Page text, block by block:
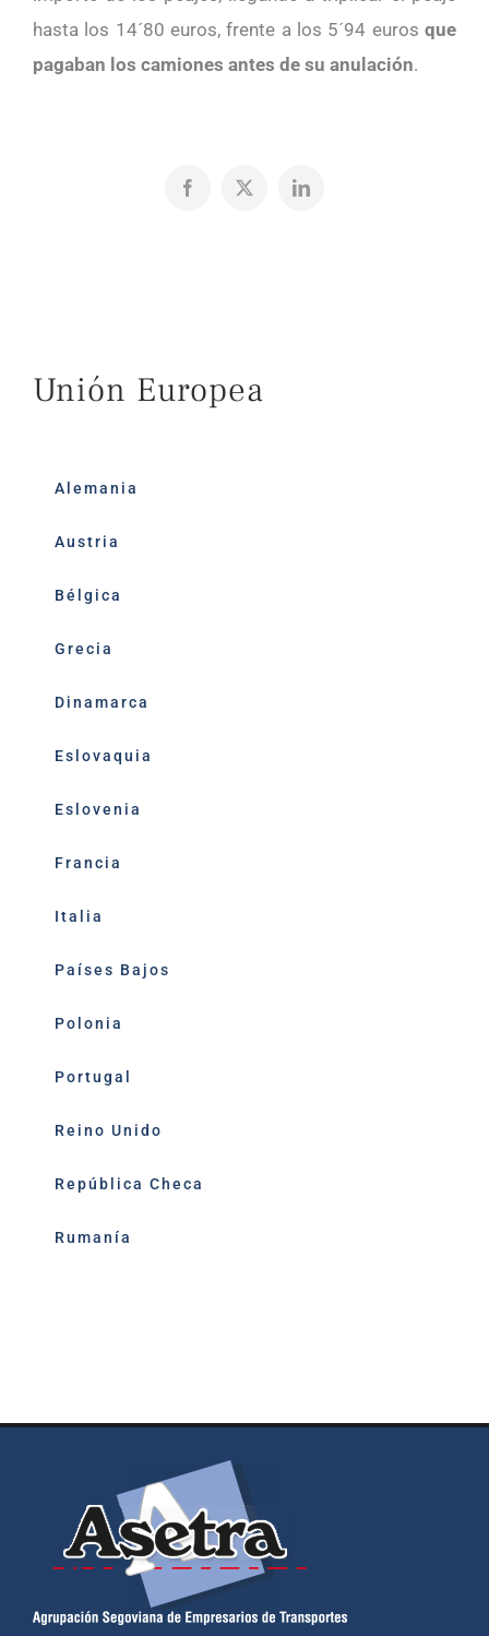
hasta los 14´80 euros, frente a los 5´94 euros que
pagaban los camiones antes de su anulación.
Facebook
X LinkedIn
Unión Europea
Alemania
Austria
Bélgica
Grecia
Dinamarca
Eslovaquia
Eslovenia
Francia
Italia
Países Bajos
Polonia
Portugal
Reino Unido
República Checa
Rumanía